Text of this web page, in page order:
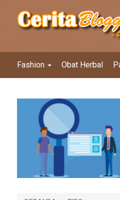
Fashion Obat Herbal